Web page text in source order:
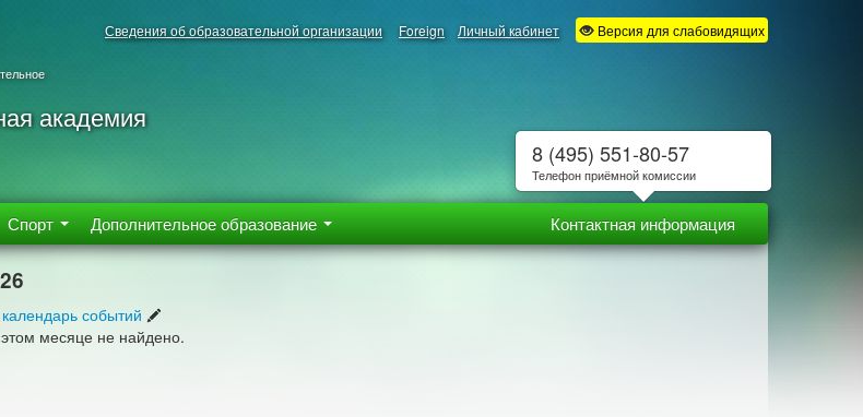
Сведения об образовательной организации Foreign Личный кабинет Версия для слабовидящих
академия
Спорт Дополнительное образование Контактная информация
событий
месяце не найдено.
8 (495) 551-80-57
Телефон приёмной комиссии